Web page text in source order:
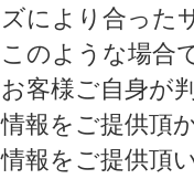
ズにより合った
このような場合
お客様ご自身が
情報をご提供頂
情報をご提供頂